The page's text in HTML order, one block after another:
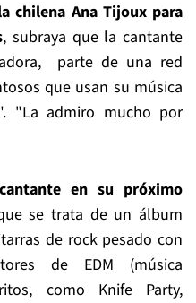
chilena Ana Tijoux para
, subraya que la cantante
parte de una red
que usan su música
"La admiro mucho por
en su próximo
se trata de un álbum
de rock pesado con
de EDM (música
como Knife Party,